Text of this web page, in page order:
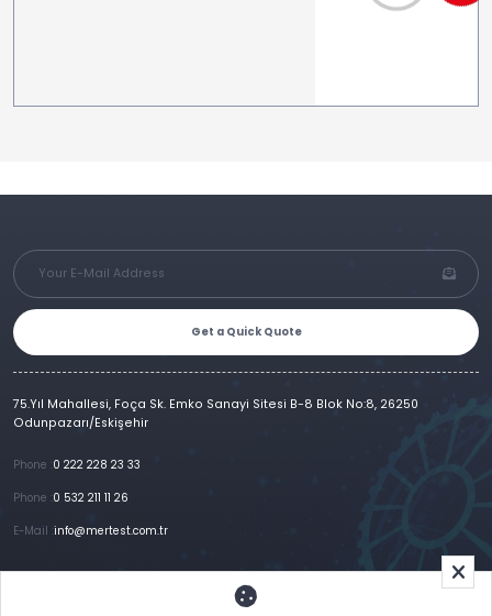
Get a Quick Quote
75.Yıl Mahallesi, Foça Sk. Emko Sanayi Sitesi B-8 Blok No:8, 26250
Odunpazarı/Eskişehir
Phone : 0 222 228 23 33
Phone : 0 532 211 11 26
E-Mail :info@mertest.com.tr
References